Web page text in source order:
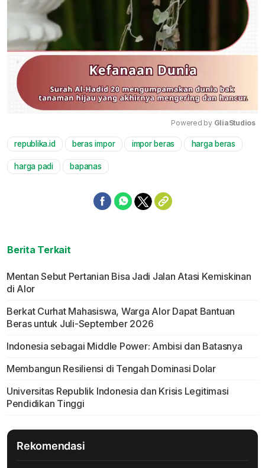
Mute
Powered by GliaStudios
republika.id beras impor impor beras harga beras
harga padi bapanas
Berita Terkait
Mentan Sebut Pertanian Bisa Jadi Jalan Atasi Kemiskinan
di Alor
Berkat Curhat Mahasiswa, Warga Alor Dapat Bantuan
Beras untuk Juli-September 2026
Indonesia sebagai Middle Power: Ambisi dan Batasnya
Membangun Resiliensi di Tengah Dominasi Dolar
Universitas Republik Indonesia dan Krisis Legitimasi
Pendidikan Tinggi
Rekomendasi